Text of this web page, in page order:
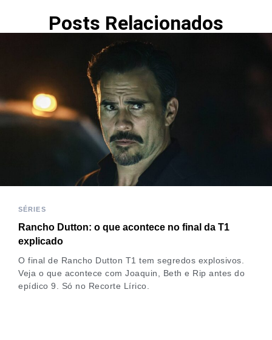
Posts Relacionados
SÉRIES
Rancho Dutton: o que acontece no final da T1
explicado
O final de Rancho Dutton T1 tem segredos explosivos.
Veja o que acontece com Joaquin, Beth e Rip antes do
epídico 9. Só no Recorte Lírico.